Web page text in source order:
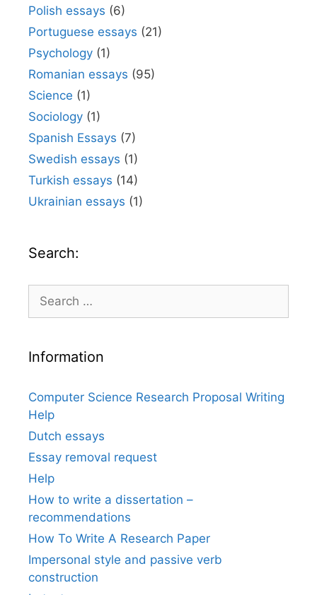
Polish essays (6)
Portuguese essays (21)
Psychology (1)
Romanian essays (95)
Science (1)
Sociology (1)
Spanish Essays (7)
Swedish essays (1)
Turkish essays (14)
Ukrainian essays (1)
Search:
for:
Information
Computer Science Research Proposal Writing
Help
Dutch essays
Essay removal request
Help
How to write a dissertation –
recommendations
How To Write A Research Paper
Impersonal style and passive verb
construction